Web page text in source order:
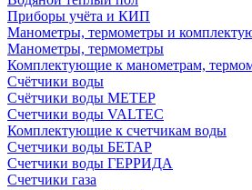
Приборы учёта и КИП
Манометры, термометры и
Манометры, термометры
Комплектующие к манометрам,
Счётчики воды
Счётчики воды МЕТЕР
Счетчики воды VALTEC
Комплектующие к счетчикам воды
Счетчики воды БЕТАР
Счетчики воды ГЕРРИДА
Счетчики газа